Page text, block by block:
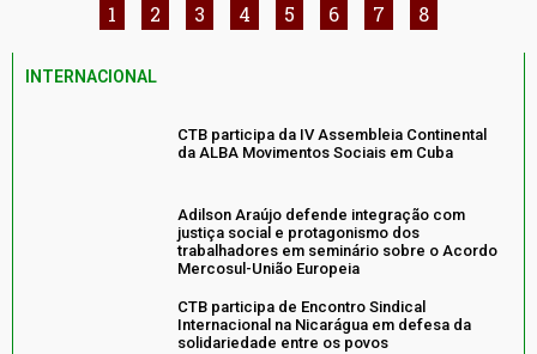
1 2 3 4 5 6 7 8
INTERNACIONAL
CTB participa da IV Assembleia Continental
da ALBA Movimentos Sociais em Cuba
Adilson Araújo defende integração com
justiça social e protagonismo dos
trabalhadores em seminário sobre o Acordo
Mercosul-União Europeia
CTB participa de Encontro Sindical
Internacional na Nicarágua em defesa da
solidariedade entre os povos